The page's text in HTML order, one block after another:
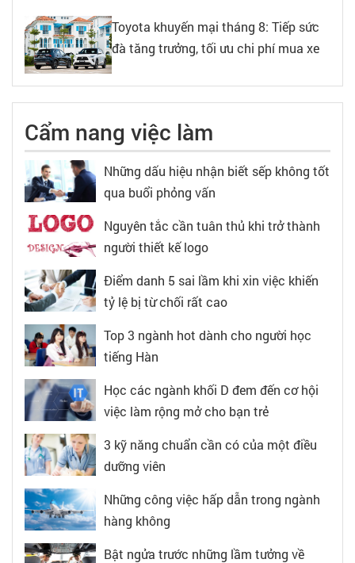
Toyota khuyến mại tháng 8: Tiếp sức
đà tăng trưởng, tối ưu chi phí mua xe
Cẩm nang việc làm
Những dấu hiệu nhận biết sếp không tốt
qua buổi phỏng vấn
Nguyên tắc cần tuân thủ khi trở thành
người thiết kế logo
Điểm danh 5 sai lầm khi xin việc khiến
tỷ lệ bị từ chối rất cao
Top 3 ngành hot dành cho người học
tiếng Hàn
Học các ngành khối D đem đến cơ hội
việc làm rộng mở cho bạn trẻ
3 kỹ năng chuẩn cần có của một điều
dưỡng viên
Những công việc hấp dẫn trong ngành
hàng không
Bật ngửa trước những lầm tưởng về